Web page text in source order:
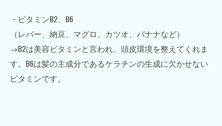
・ビタミンB2、B6
（レバー、納豆、マグロ、カツオ、バナナなど）
→B2は美容ビタミンと言われ、頭皮環境を整えてくれま
す。B6は髪の主成分であるケラチンの生成に欠かせない
ビタミンです。